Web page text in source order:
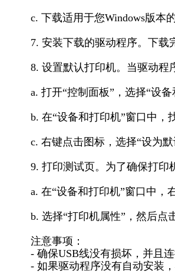
c. 下载适用于您Windows版本
7. 安装下载的驱动程序。下载
8. 设置默认打印机。当驱动程
a. 打开“控制面板”，选择“设备
b. 在“设备和打印机”窗口中，
c. 右键点击图标，选择“设为默
9. 打印测试页。为了确保打印
a. 在“设备和打印机”窗口中，
b. 选择“打印机属性”，然后点
注意事项：
- 确保USB线没有损坏，并且连
- 如果驱动程序没有自动安装